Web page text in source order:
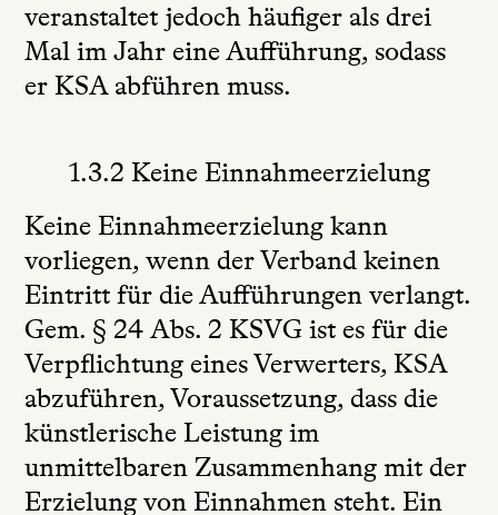
veranstaltet jedoch häufiger als drei
Mal im Jahr eine Aufführung, sodass
er KSA abführen muss.
1.3.2 Keine Einnahmeerzielung
Keine Einnahmeerzielung kann
vorliegen, wenn der Verband keinen
Eintritt für die Aufführungen verlangt.
Gem. § 24 Abs. 2 KSVG ist es für die
Verpflichtung eines Verwerters, KSA
abzuführen, Voraussetzung, dass die
künstlerische Leistung im
unmittelbaren Zusammenhang mit der
Erzielung von Einnahmen steht. Ein